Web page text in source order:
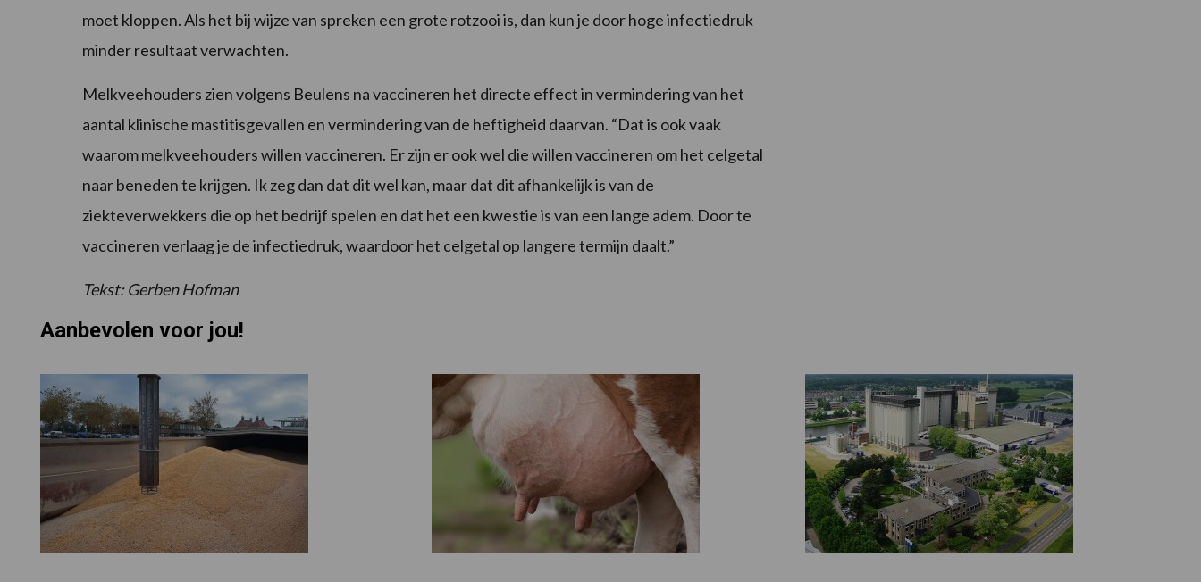
moet kloppen. Als het bij wijze van spreken een grote rotzooi is, dan kun je door hoge infectiedruk
minder resultaat verwachten.
Melkveehouders zien volgens Beulens na vaccineren het directe effect in vermindering van het
aantal klinische mastitisgevallen en vermindering van de heftigheid daarvan. “Dat is ook vaak
waarom melkveehouders willen vaccineren. Er zijn er ook wel die willen vaccineren om het celgetal
naar beneden te krijgen. Ik zeg dan dat dit wel kan, maar dat dit afhankelijk is van de
ziekteverwekkers die op het bedrijf spelen en dat het een kwestie is van een lange adem. Door te
vaccineren verlaag je de infectiedruk, waardoor het celgetal op langere termijn daalt.”
Tekst: Gerben Hofman
Aanbevolen voor jou!